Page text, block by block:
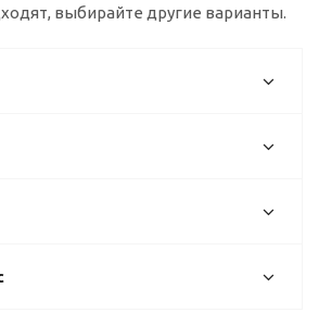
выбирайте другие варианты.